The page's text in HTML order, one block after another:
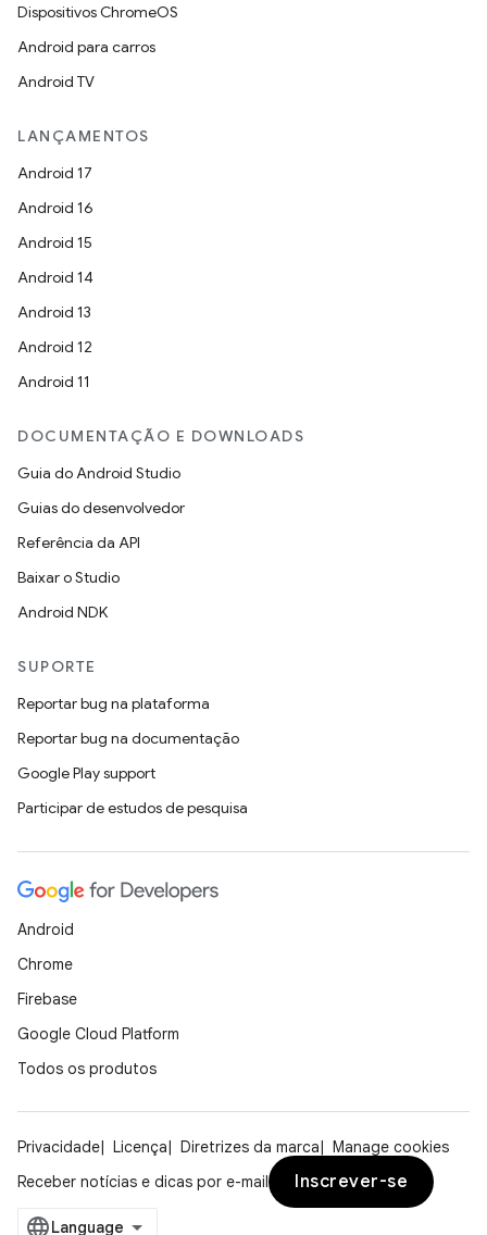
Dispositivos ChromeOS
Android para carros
Android TV
LANÇAMENTOS
Android 17
Android 16
Android 15
Android 14
Android 13
Android 12
Android 11
DOCUMENTAÇÃO E DOWNLOADS
Guia do Android Studio
Guias do desenvolvedor
Referência da API
Baixar o Studio
Android NDK
SUPORTE
Reportar bug na plataforma
Reportar bug na documentação
Google Play support
Participar de estudos de pesquisa
Android
Chrome
Firebase
Google Cloud Platform
Todos os produtos
Privacidade Licença Diretrizes da marca
Manage cookies
Receber notícias e dicas por e-mail
Inscrever-se